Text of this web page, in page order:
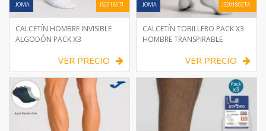
JOMA JS201807I
CALCETÍN HOMBRE INVISIBLE
ALGODÓN PACK X3
VER PRECIO
JOMA JS201802TA
CALCETÍN TOBILLERO PACK X3
HOMBRE TRANSPIRABLE
VER PRECIO